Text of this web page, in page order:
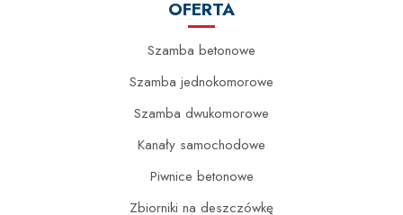
OFERTA
Szamba betonowe
Szamba jednokomorowe
Szamba dwukomorowe
Kanały samochodowe
Piwnice betonowe
Zbiorniki na deszczówkę